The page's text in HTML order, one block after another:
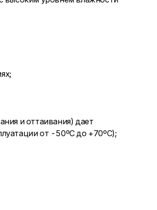
и оттаивания) дает
от -50ºC до +70ºC);